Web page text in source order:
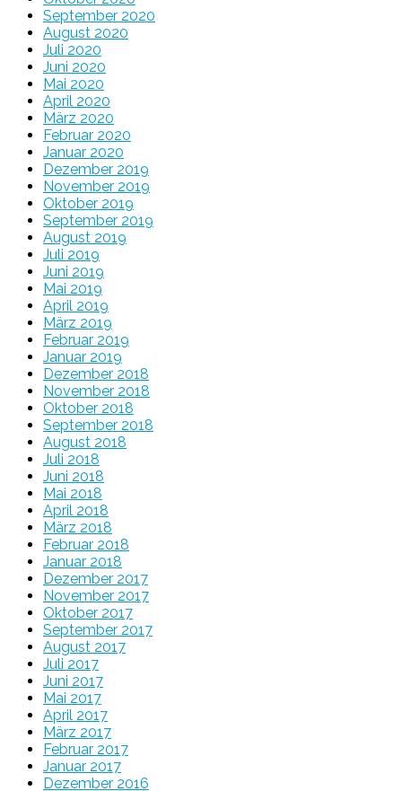
September 2020
August 2020
Juli 2020
Juni 2020
Mai 2020
April 2020
März 2020
Februar 2020
Januar 2020
Dezember 2019
November 2019
Oktober 2019
September 2019
August 2019
Juli 2019
Juni 2019
Mai 2019
April 2019
März 2019
Februar 2019
Januar 2019
Dezember 2018
November 2018
Oktober 2018
September 2018
August 2018
Juli 2018
Juni 2018
Mai 2018
April 2018
März 2018
Februar 2018
Januar 2018
Dezember 2017
November 2017
Oktober 2017
September 2017
August 2017
Juli 2017
Juni 2017
Mai 2017
April 2017
März 2017
Februar 2017
Januar 2017
Dezember 2016